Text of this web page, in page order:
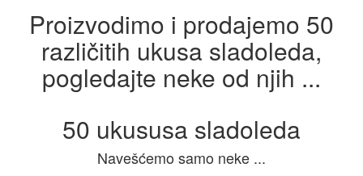
Proizvodimo i prodajemo 50
različitih ukusa sladoleda,
pogledajte neke od njih ...
50 ukususa sladoleda
Navešćemo samo neke ...